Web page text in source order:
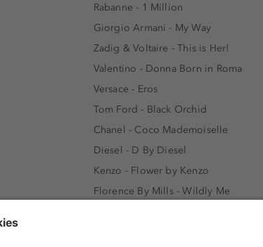
Rabanne - 1 Million
Giorgio Armani - My Way
Zadig & Voltaire - This is Her!
Valentino - Donna Born in Roma
Versace - Eros
Tom Ford - Black Orchid
Chanel - Coco Mademoiselle
Diesel - D By Diesel
Kenzo - Flower by Kenzo
Florence By Mills - Wildly Me